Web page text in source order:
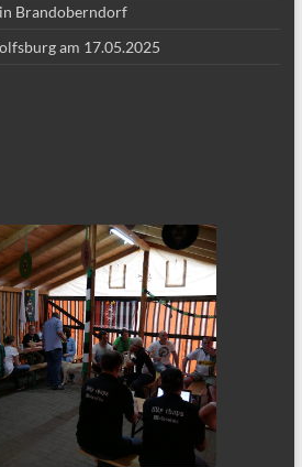
Brandoberndorf
am 17.05.2025